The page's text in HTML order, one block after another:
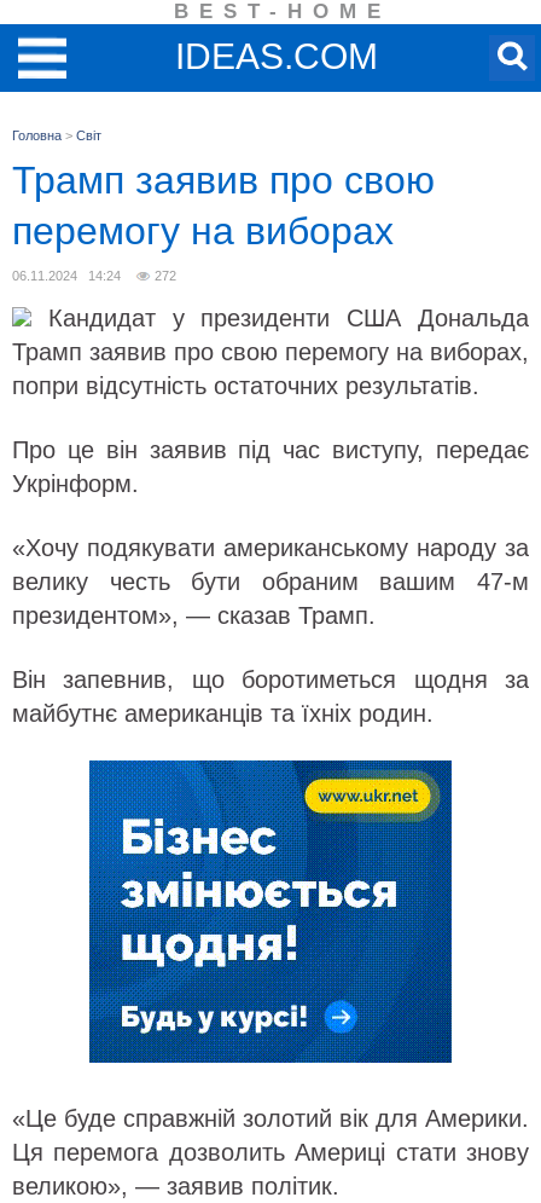
BEST-HOME
IDEAS.COM
Головна > Світ
Трамп заявив про свою
перемогу на виборах
06.11.2024 14:24 272
Кандидат у президенти США Дональда
Трамп заявив про свою перемогу на виборах,
попри відсутність остаточних результатів.
Про це він заявив під час виступу, передає
Укрінформ.
«Хочу подякувати американському народу за
велику честь бути обраним вашим 47-м
президентом», — сказав Трамп.
Він запевнив, що боротиметься щодня за
майбутнє американців та їхніх родин.
«Це буде справжній золотий вік для Америки.
Ця перемога дозволить Америці стати знову
великою», — заявив політик.